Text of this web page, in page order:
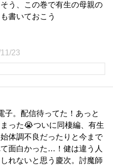
う、この巻で有生の母親の
書いておこう
23
配信待ってた！あっと
った😭ついに同棲編、有生
体調不良だったりと今まで
面白かった…！健は違う人
れないと思う慶次。討魔師